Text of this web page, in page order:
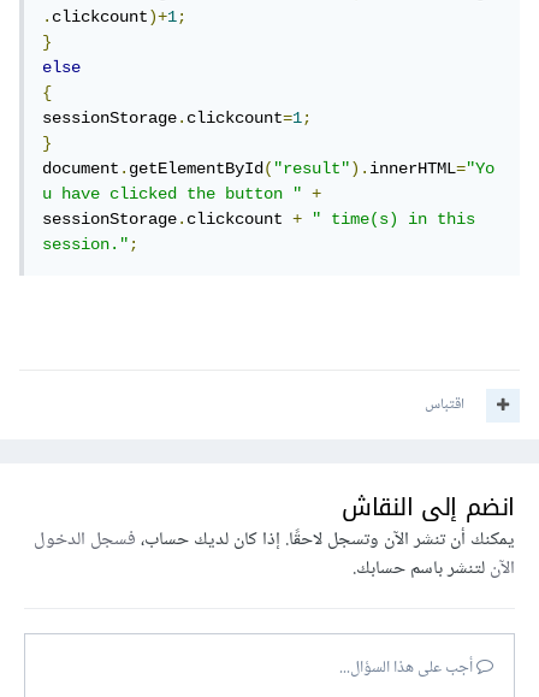
.clickcount)+1;
}
else
{
sessionStorage.clickcount=1;
}
document.getElementById("result").innerHTML="Yo
u have clicked the button "
+
sessionStorage.clickcount +
" time(s) in this
session.";
اقتباس
انضم إلى النقاش
يمكنك أن تنشر الآن وتسجل لاحقًا. إذا كان لديك حساب،فسجل الدخول
الآنلتنشر باسم حسابك.
أجب على هذا السؤال...